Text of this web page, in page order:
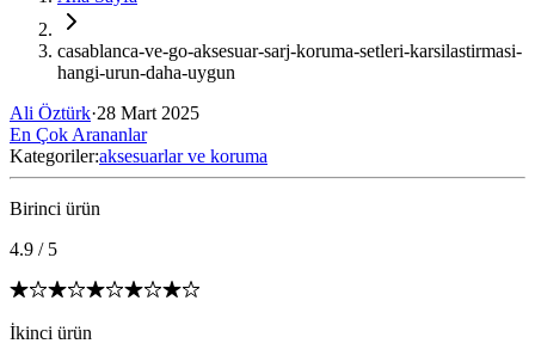
casablanca-ve-go-aksesuar-sarj-koruma-setleri-karsilastirmasi-
hangi-urun-daha-uygun
Ali Öztürk·28 Mart 2025
En Çok Arananlar
Kategoriler:aksesuarlar ve koruma
Birinci ürün
4.9 / 5
İkinci ürün